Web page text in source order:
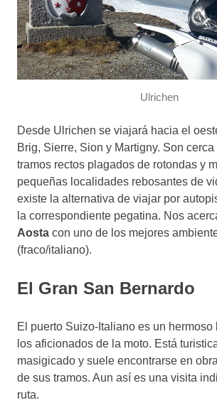
Ulrichen
Desde Ulrichen se viajará hacia el
Brig, Sierre, Sion y Martigny. Son
tramos rectos plagados de rotondas y
pequeñas localidades rebosantes de
existe la alternativa de viajar por
la correspondiente pegatina. Nos
Aosta con uno de los mejores
(fraco/italiano).
El Gran San Bernardo
El puerto Suizo-Italiano es un hermoso
los aficionados de la moto. Está
masigicado y suele encontrarse en
de sus tramos. Aun así es una visita
ruta.